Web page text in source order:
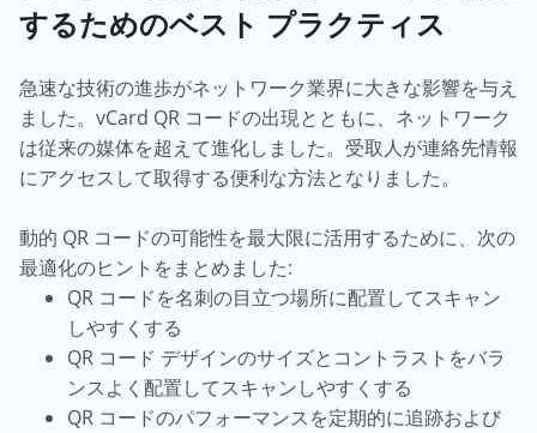
するためのベスト プラクティス
急速な技術の進歩がネットワーク業界に大きな影響を与え
ました。vCard QR コードの出現とともに、ネットワーク
は従来の媒体を超えて進化しました。受取人が連絡先情報
にアクセスして取得する便利な方法となりました。
動的 QR コードの可能性を最大限に活用するために、次の
最適化のヒントをまとめました:
QR コードを名刺の目立つ場所に配置してスキャン
しやすくする
QR コード デザインのサイズとコントラストをバラ
ンスよく配置してスキャンしやすくする
QR コードのパフォーマンスを定期的に追跡および